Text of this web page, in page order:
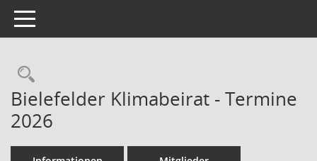
Toggle navigation
Rechercheauswahl
Bielefelder Klimabeirat - Termine
2026